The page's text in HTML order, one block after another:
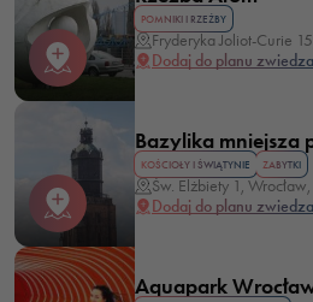
POMNIKI I RZEŹBY
Fryderyka Joliot-Curie
Dodaj do planu
Bazylika mniejsza
KOŚCIOŁY I ŚWIĄTYNIE ZABYTKI
Św. Elżbiety 1,
Dodaj do planu
Aquapark